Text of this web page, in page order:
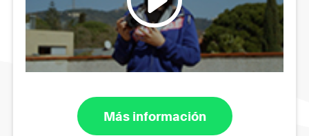
Más información